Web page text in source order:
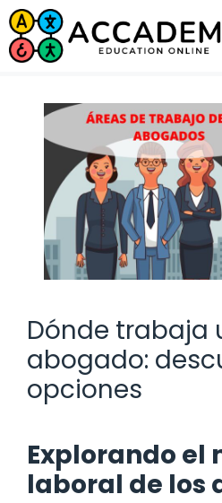
Saltar
al
contenido
Dónde trabaja
abogado:
opciones
Explorando el
laboral de los